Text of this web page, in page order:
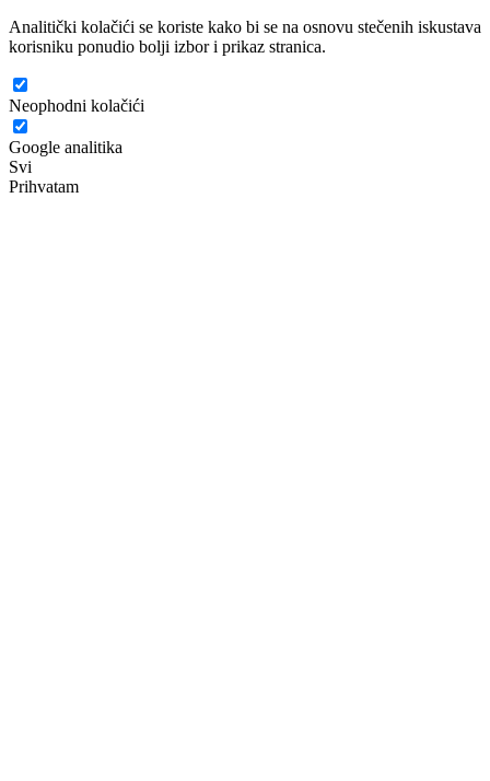
Analitički kolačići se koriste kako bi se na osnovu stečenih iskustava
korisniku ponudio bolji izbor i prikaz stranica.
Neophodni kolačići
Google analitika
Svi
Prihvatam